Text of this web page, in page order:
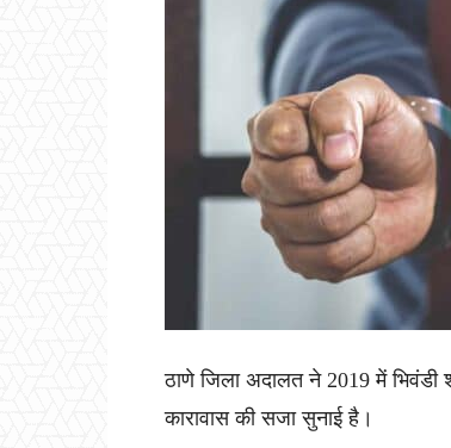
ठाणे जिला अदालत ने 2019 में भिवंडी
कारावास की सजा सुनाई है।